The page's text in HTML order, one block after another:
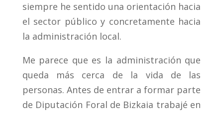
siempre he sentido una orientación hacia
el sector público y concretamente hacia
la administración local.
Me parece que es la administración que
queda más cerca de la vida de las
personas. Antes de entrar a formar parte
de Diputación Foral de Bizkaia trabajé en